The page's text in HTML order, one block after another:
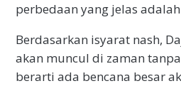
perbedaan yang jelas
Berdasarkan isyarat nash,
akan muncul di zaman
berarti ada bencana besar